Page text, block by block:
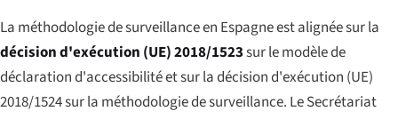
La méthodologie de surveillance en Espagne est alignée sur la
décision d'exécution (UE) 2018/1523sur le modèle de
déclaration d'accessibilité et sur la décision d'exécution (UE)
2018/1524 sur la méthodologie de surveillance. Le Secrétariat